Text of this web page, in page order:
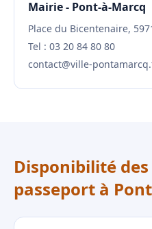
Mairie - Pont-à-Marcq
Place du Bicentenaire,
Tel : 03 20 84 80 80
contact@ville-
Disponibilité
passeport à